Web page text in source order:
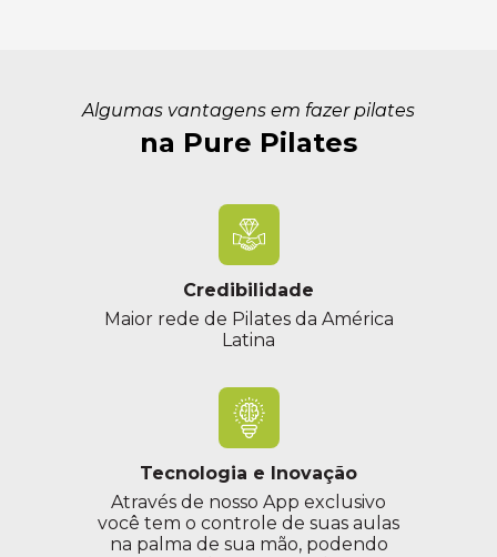
Algumas vantagens em fazer pilates
na Pure Pilates
Credibilidade
Maior rede de Pilates da América
Latina
Tecnologia e Inovação
Através de nosso App exclusivo
você tem o controle de suas aulas
na palma de sua mão, podendo